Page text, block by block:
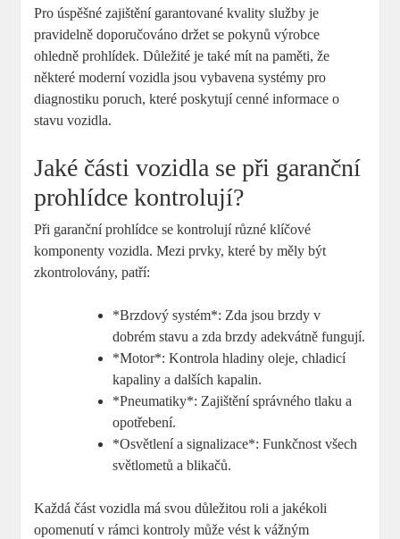
Pro úspěšné zajištění garantované kvality služby je
pravidelně doporučováno držet se pokynů výrobce
ohledně prohlídek. Důležité je také mít na paměti, že
některé moderní vozidla jsou vybavena systémy pro
diagnostiku poruch, které poskytují cenné informace o
stavu vozidla.
Jaké části vozidla se při garanční
prohlídce kontrolují?
Při garanční prohlídce se kontrolují různé klíčové
komponenty vozidla. Mezi prvky, které by měly být
zkontrolovány, patří:
*Brzdový systém*: Zda jsou brzdy v
dobrém stavu a zda brzdy adekvátně fungují.
*Motor*: Kontrola hladiny oleje, chladicí
kapaliny a dalších kapalin.
*Pneumatiky*: Zajištění správného tlaku a
opotřebení.
*Osvětlení a signalizace*: Funkčnost všech
světlometů a blikačů.
Každá část vozidla má svou důležitou roli a jakékoli
opomenutí v rámci kontroly může vést k vážným